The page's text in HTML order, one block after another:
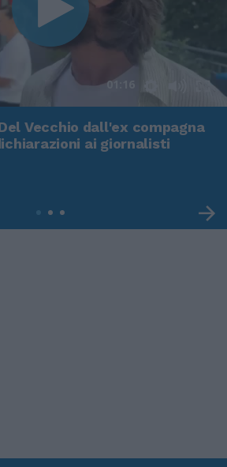
01:16
Vecchio dall'ex compagna
ai giornalisti